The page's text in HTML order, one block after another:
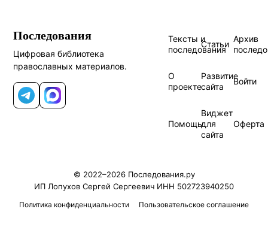
Последования
Цифровая библиотека
православных материалов.
Telegram
MAX
Тексты и
последования
Статьи
Архив
О
проекте
Развитие
сайта
Войти
Помощь
Виджет
для
сайта
Оферта
© 2022–2026 Последования.ру
ИП Лопухов Сергей Сергеевич ИНН 502723940250
Политика конфиденциальности Пользовательское соглашение